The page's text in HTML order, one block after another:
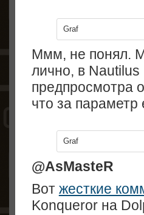
Graf
Ммм, не понял.
лично, в Nautilus
предпросмотра
что за параметр
Graf
@AsMasteR
Вот жесткие
Konqueror на